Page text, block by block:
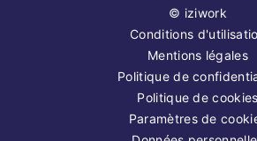
© iziwork
Conditions
Mentions légales
Politique de
Politique de cookies
Paramètres de